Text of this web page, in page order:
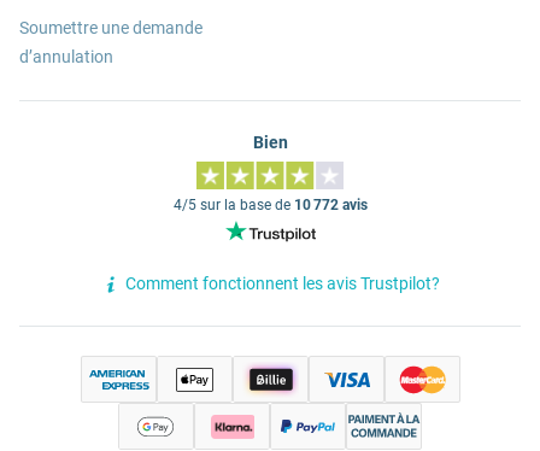
Soumettre une demande
d’annulation
Bien
4/5 sur la base de 10 772 avis
Comment fonctionnent les avis Trustpilot?